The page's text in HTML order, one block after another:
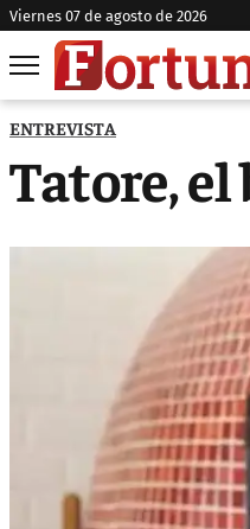
viernes 07 de agosto de 2026
ENTREVISTA
Tatore,